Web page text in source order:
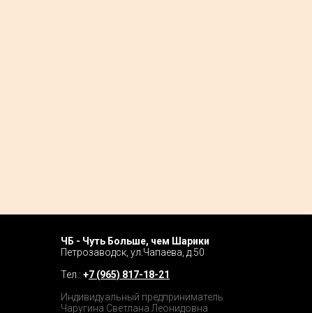
ЧБ - Чуть Больше, чем Шарики
Петрозаводск, ул.Чапаева, д.50
Тел.: +7 (965) 817-18-21
Индивидуальный предприниматель
Чаругина Светлана Леонидовна